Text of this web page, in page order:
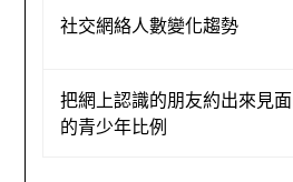
社交網絡人數變化趨勢
把網上認識的朋友約出來見面
的青少年比例